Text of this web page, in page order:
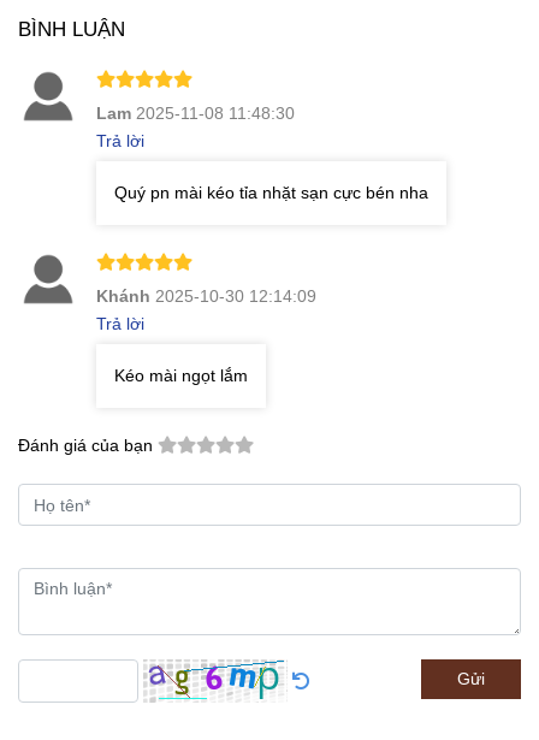
BÌNH LUẬN
Lam 2025-11-08 11:48:30
Trả lời
Quý pn mài kéo tỉa nhặt sạn cực bén nha
Khánh 2025-10-30 12:14:09
Trả lời
Kéo mài ngọt lắm
Đánh giá của bạn
Gửi